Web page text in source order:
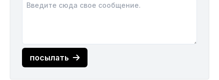
посылать